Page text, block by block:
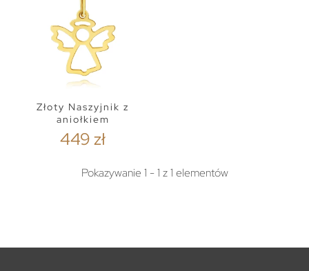
Złoty Naszyjnik z
aniołkiem
449 zł
Pokazywanie 1 - 1 z 1 elementów